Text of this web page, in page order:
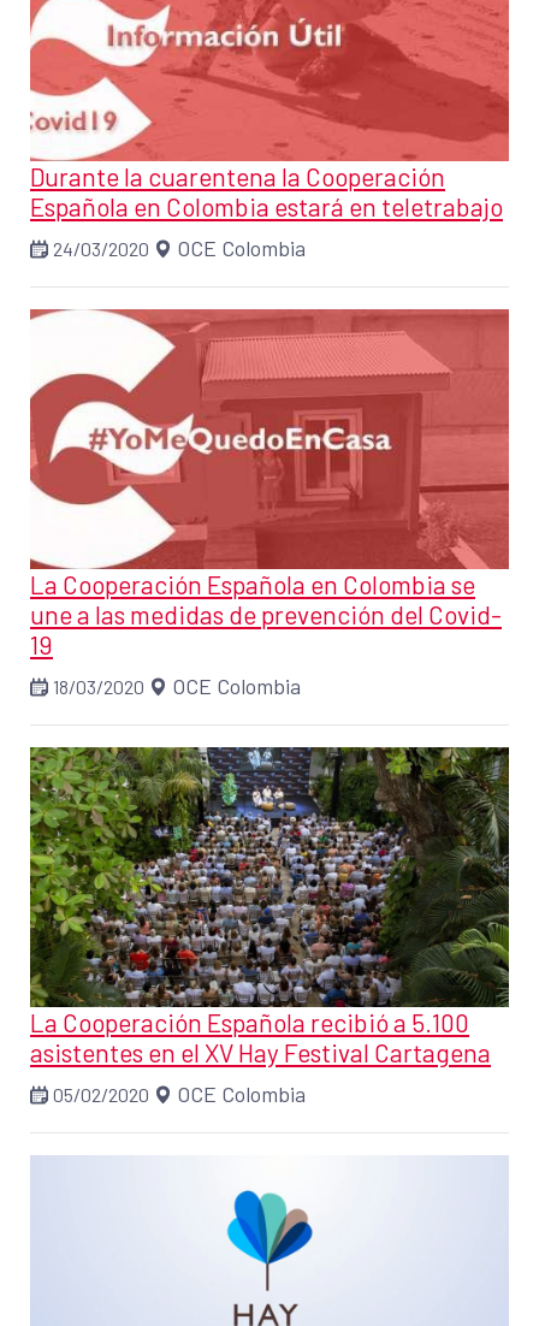
Durante la cuarentena la Cooperación
Española en Colombia estará en teletrabajo
24/03/2020 OCE Colombia
La Cooperación Española en Colombia se
une a las medidas de prevención del Covid-
19
18/03/2020 OCE Colombia
La Cooperación Española recibió a 5.100
asistentes en el XV Hay Festival Cartagena
05/02/2020 OCE Colombia